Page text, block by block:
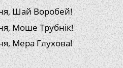
Шай Воробей!
Моше Трубнік!
Мера Глухова!